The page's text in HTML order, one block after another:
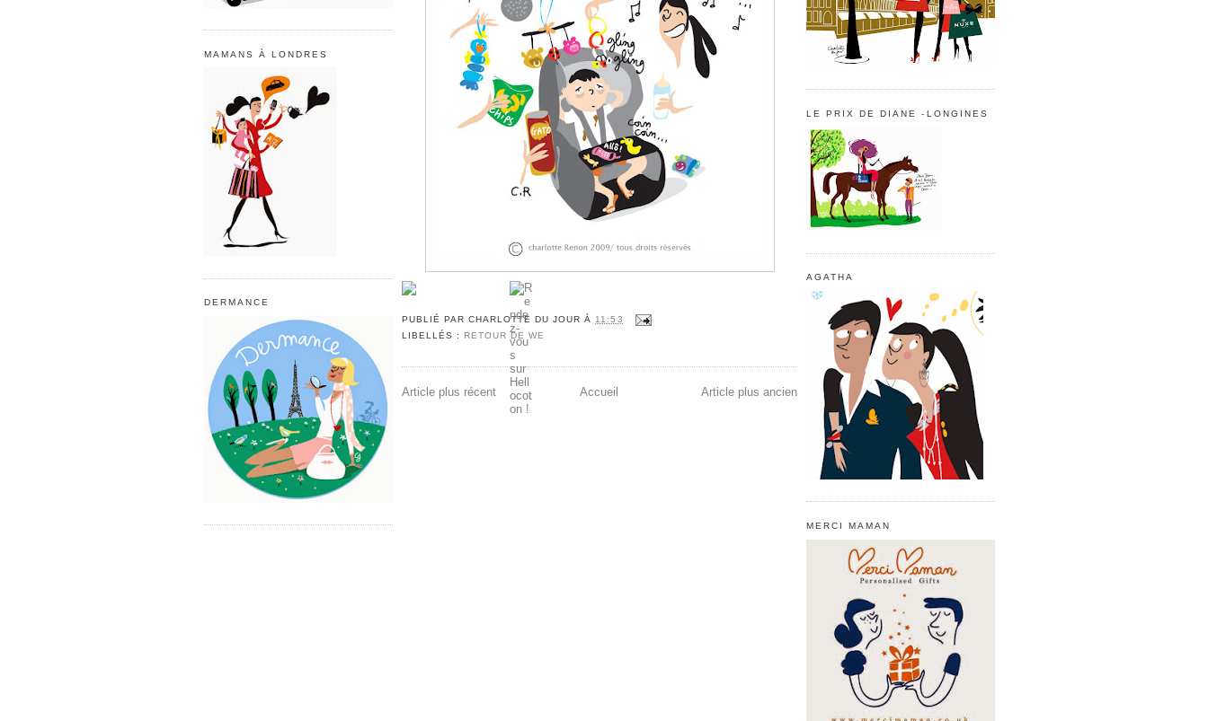
MAMANS À LONDRES
DERMANCE
PUBLIÉ PARCHARLOTTE DU JOUR À 11:53
LIBELLÉS : RETOUR DE WE
Article plus récent Article plus ancien
Accueil
LE PRIX DE DIANE -LONGINES
AGATHA
MERCI MAMAN